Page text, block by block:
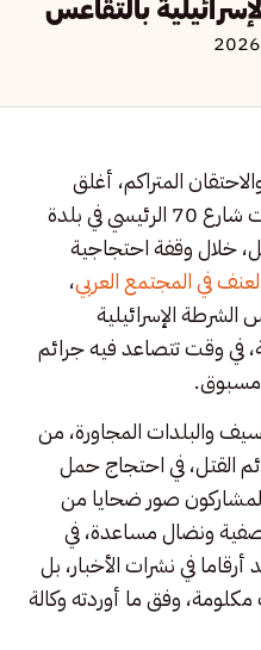
بالتقاعس
المتراكم، أغلق
عشرات المتظاهرين مساء السبت شارع 70 الرئيسي في بلدة
خلال وقفة احتجاجية
في المجتمع العربي،
الإسرائيلية
في وقت تتصاعد فيه جرائم
مسبوق.
والبلدات المجاورة، من
القتل، في احتجاج حمل
صور ضحايا من
صفية ونضال مساعدة، في
في نشرات الأخبار، بل
وفق ما أوردته وكالة